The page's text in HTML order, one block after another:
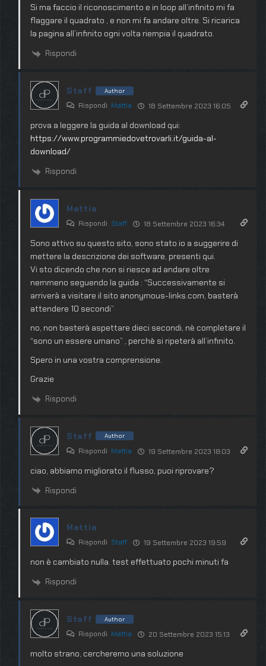
Si ma faccio il riconoscimento e in loop all’infinito mi fa
flaggare il quadrato , e non mi fa andare oltre. Si ricarica
la pagina all’infinito ogni volta riempia il quadrato.
Rispondi
Staff Author
Rispondi Mattia 18 Settembre 2023 16:05
prova a leggere la guida al download qui:
https://www.programmiedovetrovarli.it/guida-al-
download/
Rispondi
Mattia
Rispondi Staff 18 Settembre 2023 16:34
Sono attivo su questo sito, sono stato io a suggerire di
mettere la descrizione dei software, presenti qui.
Vi sto dicendo che non si riesce ad andare oltre
nemmeno seguendo la guida : “Successivamente si
arriverà a visitare il sito anonymous-links.com, basterà
attendere 10 secondi”
no, non basterà aspettare dieci secondi, nè completare il
“sono un essere umano” , perchè si ripeterà all’infinito.
Spero in una vostra comprensione.
Grazie
Rispondi
Staff Author
Rispondi Mattia 19 Settembre 2023 18:03
ciao, abbiamo migliorato il flusso, puoi riprovare?
Rispondi
Mattia
Rispondi Staff 19 Settembre 2023 19:59
non è cambiato nulla. test effettuato pochi minuti fa
Rispondi
Staff Author
Rispondi Mattia 20 Settembre 2023 15:13
molto strano, cercheremo una soluzione